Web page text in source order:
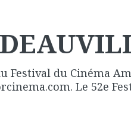
Festival du Cinéma
Le 52e